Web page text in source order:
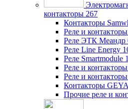
контакторы 267
Контакторы
Реле и
Реле ЭТК Меандр
Реле Line Energy
Реле Smartmodule
Реле и
Реле и
Контакторы GEYA
Прочие реле и